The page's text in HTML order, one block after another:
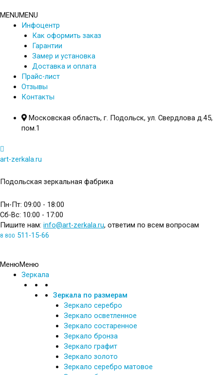
к
содержимому
MENUMENU
Инфоцентр
Как оформить заказ
Гарантии
Замер и установка
Доставка и оплата
Прайс-лист
Отзывы
Контакты
Московская область, г. Подольск, ул. Свердлова д.45,
пом.1
art-zerkala.ru
Подольская зеркальная фабрика
Пн-Пт: 09:00 - 18:00
Сб-Вс: 10:00 - 17:00
Пишите нам: info@art-zerkala.ru, ответим по всем вопросам
8 800 511-15-66
МенюМеню
Зеркала
Зеркала по размерам
Зеркало серебро
Зеркало осветленное
Зеркало состаренное
Зеркало бронза
Зеркало графит
Зеркало золото
Зеркало серебро матовое